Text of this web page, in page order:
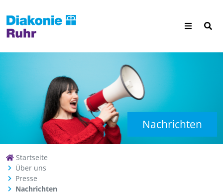
Nachrichten
Startseite
Über uns
Presse
Nachrichten